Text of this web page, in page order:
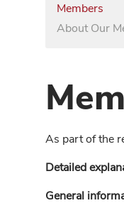
Members
About Our
As part of the
Detailed
General